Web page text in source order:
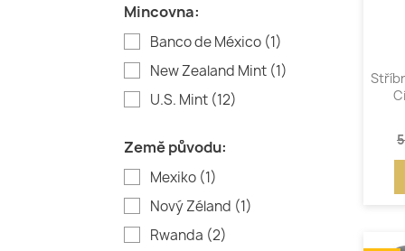
Mincovna:
Banco de México (1)
New Zealand Mint (1)
U.S. Mint (12)
Země původu:
Mexiko (1)
Nový Zéland (1)
Rwanda (2)